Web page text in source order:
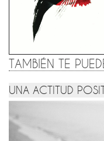
TAMBIÉN TE
UNA ACTITUD